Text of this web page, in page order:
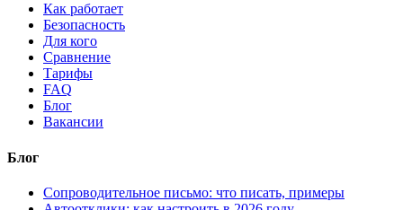
Как работает
Безопасность
Для кого
Сравнение
Тарифы
FAQ
Блог
Вакансии
Блог
Сопроводительное письмо: что писать, примеры